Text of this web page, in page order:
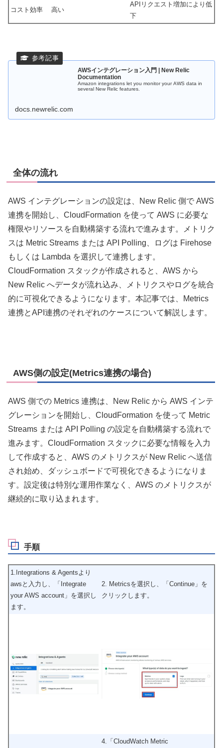
コスト効率 高い
APIリクエスト増加により低
下
AWSインテグレーション入門 | New Relic
Documentation
Amazon integrations let you monitor your AWS data in
several New Relic features.
docs.newrelic.com
全体の流れ
AWS インテグレーションの設定は、New Relic 側で AWS
連携を開始し、CloudFormation を使って AWS に必要な
権限やリソースを自動構築する流れで進みます。メトリク
スは Metric Streams または API Polling、ログは Firehose
もしくは Lambda を選択して連携します。
CloudFormation スタックが作成されると、AWS から
New Relic へデータが流れ込み、メトリクスやログを統合
的に可視化できるようになります。本記事では、Metrics
連携とAPI連携のそれぞれのケースについて解説します。
AWS側の設定(Metrics連携の場合)
AWS 側での Metrics 連携は、New Relic から AWS インテ
グレーションを開始し、CloudFormation を使って Metric
Streams または API Polling の設定を自動構築する流れで
進みます。CloudFormation スタックに必要な情報を入力
して作成すると、AWS のメトリクスが New Relic へ送信
され始め、ダッシュボードで可視化できるようになりま
す。設定後は特別な運用作業なく、AWS のメトリクスが
継続的に取り込まれます。
手順
1.Integrations & Agentsより
awsと入力し、「Integrate
your AWS account」を選択し
ます。
2. Metricsを選択し、「Continue」を
クリックします。
4.「CloudWatch Metric